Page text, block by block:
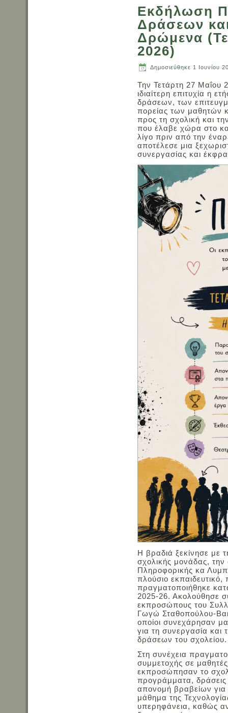
Εκδήλωση
Δράσεων
Δρώμενα
2026)
Δημοσιεύθηκε 1 Ιουνίου
Την Τετάρτη 27 Μαΐου
ιδιαίτερη επιτυχία η
δράσεων, των
πορείας των μαθητών
προς τη σχολική και
που έλαβε χώρα στο
λίγο πριν από την
αποτέλεσε μια
συνεργασίας και
Η βραδιά ξεκίνησε με
σχολικής μονάδας, την
Πληροφορικής κα
πλούσιο εκπαιδευτικό,
πραγματοποιήθηκε
2025-26. Ακολούθησε
εκπροσώπους του
Γωγώ Σταθοπούλου-
οποίοι συνεχάρησαν
για τη συνεργασία και
δράσεων του σχολείου.
Στη συνέχεια
συμμετοχής σε
εκπροσώπησαν το
προγράμματα, δράσεις
απονομή βραβείων
μάθημα της
υπερηφάνεια, καθώς